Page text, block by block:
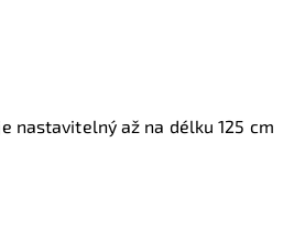
nastavitelný až na délku 125 cm